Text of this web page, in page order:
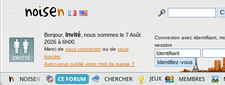
Bonjour, Invité nous sommes le 7 Août
2026 à 6h00.
Merci de vous connecterou de vous
inscrire
Avez-vous oublié votre mot de passe ?
Connexion avec identifiant,
session
NOISEN CE FORUM CHERCHER JEUX MEMBRES